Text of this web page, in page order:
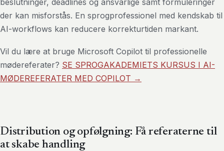
der kan misforstås. En sprogprofessionel med kendskab til
AI-workflows kan reducere korrekturtiden markant.
Vil du lære at bruge Microsoft Copilot til professionelle
mødereferater? SE SPROGAKADEMIETS KURSUS I AI-
MØDEREFERATER MED COPILOT →
Distribution og opfølgning: Få referaterne til
at skabe handling